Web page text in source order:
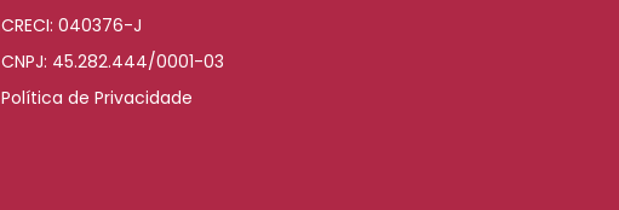
CRECI: 040376-J
CNPJ: 45.282.444/0001-03
Política de Privacidade